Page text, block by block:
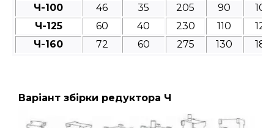
Ч-100
46 35 205 90
10
Ч-125
60 40 230 110
12
Ч-160
72 60 275 130 18
Варіант збірки редуктора Ч